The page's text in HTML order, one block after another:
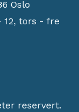
Oslo
12, tors - fre
reservert.